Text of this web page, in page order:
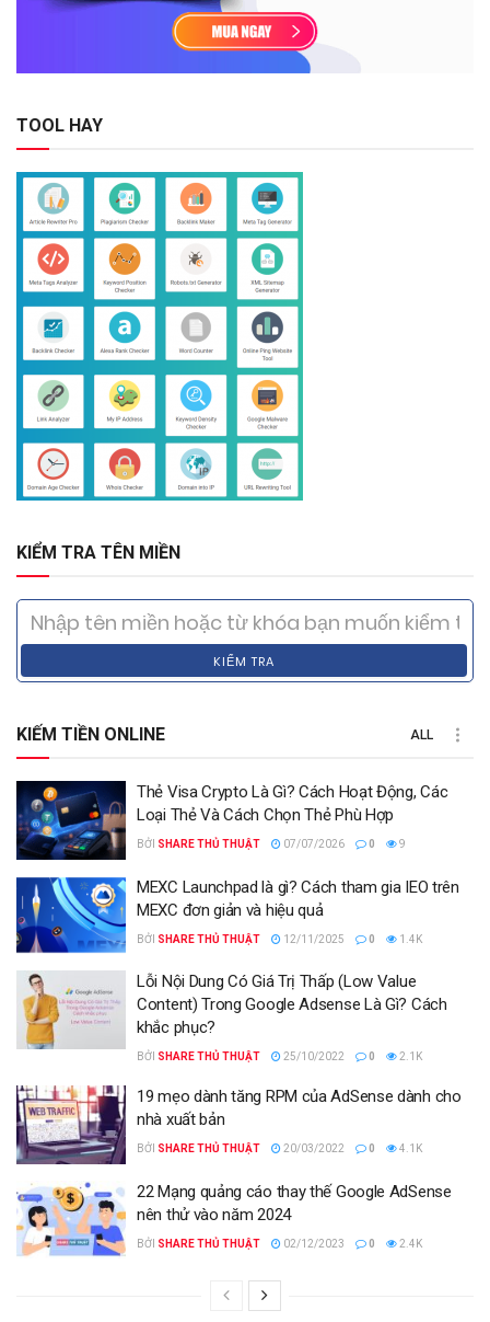
TOOL HAY
KIỂM TRA TÊN MIỀN
KIỂM TRA
KIẾM TIỀN ONLINE ALL
Thẻ Visa Crypto Là Gì? Cách Hoạt Động, Các
Loại Thẻ Và Cách Chọn Thẻ Phù Hợp
BỞI SHARE THỦ THUẬT 07/07/2026 0 9
MEXC Launchpad là gì? Cách tham gia IEO trên
MEXC đơn giản và hiệu quả
BỞI SHARE THỦ THUẬT 12/11/2025 0 1.4K
Lỗi Nội Dung Có Giá Trị Thấp (Low Value
Content) Trong Google Adsense Là Gì? Cách
khắc phục?
BỞI SHARE THỦ THUẬT 25/10/2022 0 2.1K
19 mẹo dành tăng RPM của AdSense dành cho
nhà xuất bản
BỞI SHARE THỦ THUẬT 20/03/2022 0 4.1K
22 Mạng quảng cáo thay thế Google AdSense
nên thử vào năm 2024
BỞI SHARE THỦ THUẬT 02/12/2023 0 2.4K